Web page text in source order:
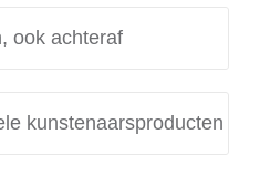
ook achteraf
kunstenaarsproducten